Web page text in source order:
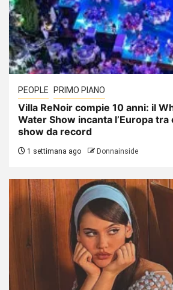
PEOPLE PRIMO PIANO
Villa ReNoir compie 10 anni: il
Water Show incanta l’Europa tra
show da record
1 settimana ago Donnainside